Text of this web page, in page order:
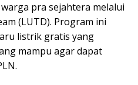
pra sejahtera melalui
(LUTD). Program ini
listrik gratis yang
mampu agar dapat